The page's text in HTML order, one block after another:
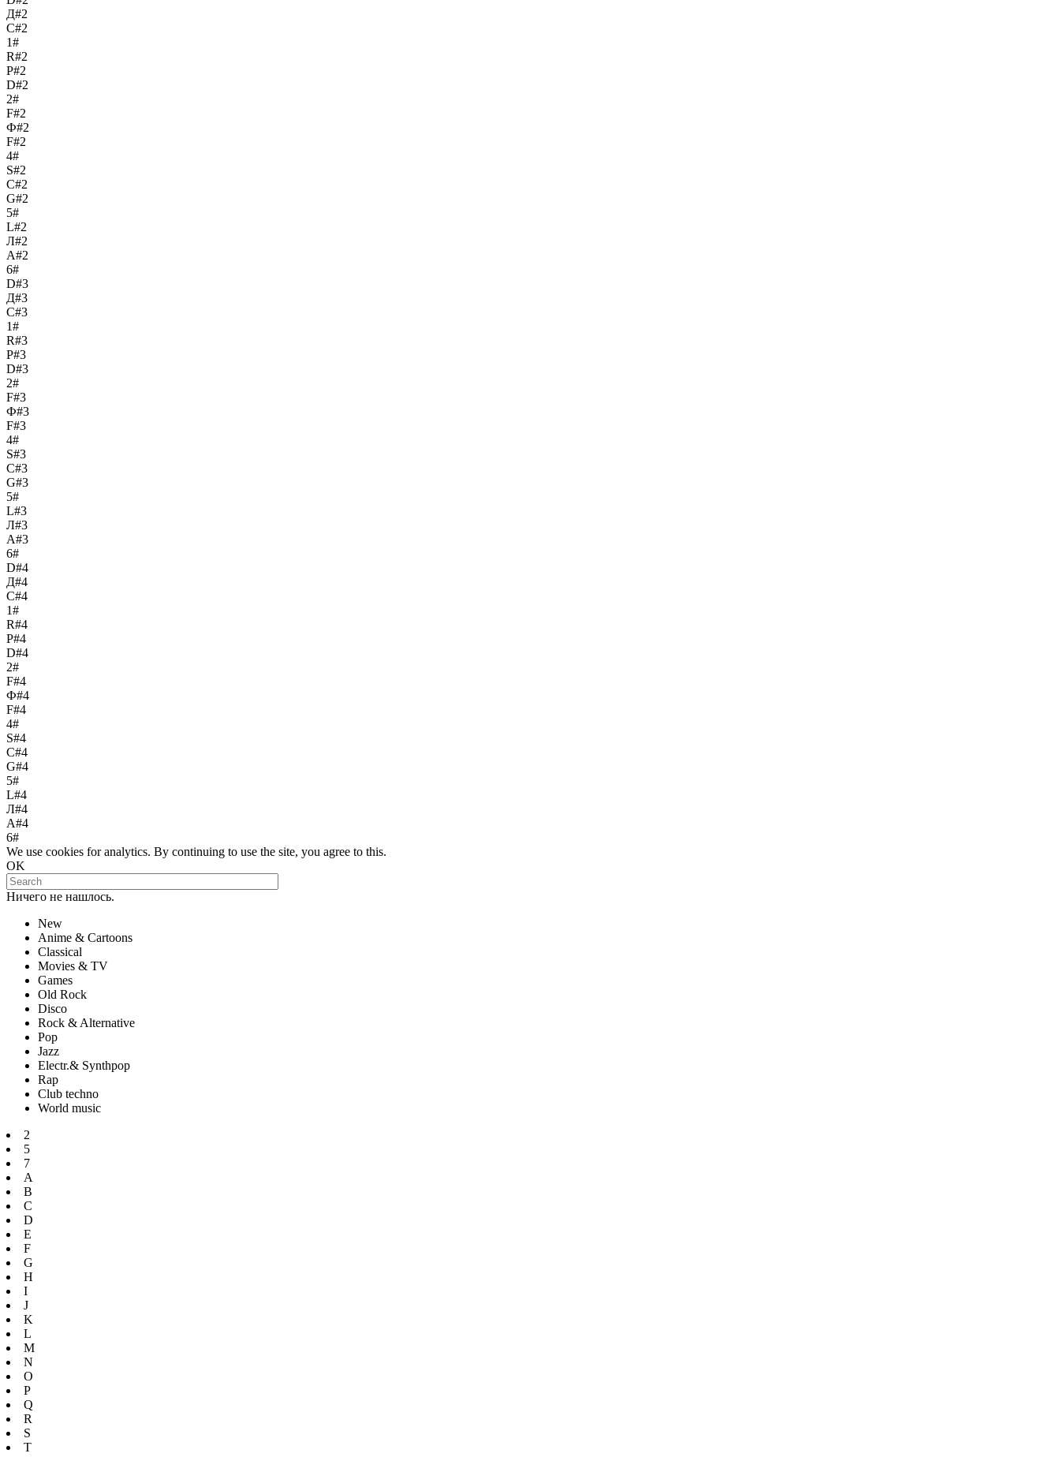
Д#2
C#2
1#
R#2
Р#2
D#2
2#
F#2
Ф#2
F#2
4#
S#2
С#2
G#2
5#
L#2
Л#2
A#2
6#
D#3
Д#3
C#3
1#
R#3
Р#3
D#3
2#
F#3
Ф#3
F#3
4#
S#3
С#3
G#3
5#
L#3
Л#3
A#3
6#
D#4
Д#4
C#4
1#
R#4
Р#4
D#4
2#
F#4
Ф#4
F#4
4#
S#4
С#4
G#4
5#
L#4
Л#4
A#4
6#
We use cookies for analytics. By continuing to use the site, you agree to this.
OK
Ничего не нашлось.
New
Anime & Cartoons
Classical
Movies & TV
Games
Old Rock
Disco
Rock & Alternative
Pop
Jazz
Electr.& Synthpop
Rap
Club techno
World music
2
5
7
A
B
C
D
E
F
G
H
I
J
K
L
M
N
O
P
Q
R
S
T